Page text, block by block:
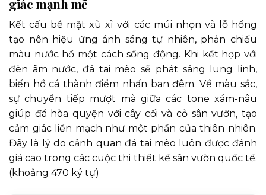
giác mạnh mẽ
Kết cấu bề mặt xù xì với các múi nhọn và lỗ hổng
tạo nên hiệu ứng ánh sáng tự nhiên, phản chiếu
màu nước hồ một cách sống động. Khi kết hợp với
đèn âm nước, đá tai mèo sẽ phát sáng lung linh,
biến hồ cá thành điểm nhấn ban đêm. Về màu sắc,
sự chuyển tiếp mượt mà giữa các tone xám-nâu
giúp đá hòa quyện với cây cối và cỏ sân vườn, tạo
cảm giác liền mạch như một phần của thiên nhiên.
Đây là lý do cảnh quan đá tai mèo luôn được đánh
giá cao trong các cuộc thi thiết kế sân vườn quốc tế.
(khoảng 470 ký tự)